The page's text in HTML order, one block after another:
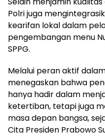
Polri juga
kearifan lokal dalam
pengembangan menu
SPPG.
Melalui peran aktif
menegaskan bahwa
hanya hadir dalam
ketertiban, tetapi juga
masa depan bangsa,
Cita Presiden Prabowo